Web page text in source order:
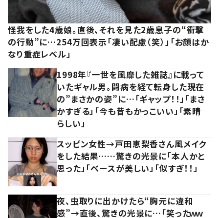
怪我をした4歳娘。直後、それを見た2歳息子の“衝撃
の行動”に…254万回表示「凄い配慮（笑）」「お顔はか
なり重症レベル」
1998年『一世を風靡した雑誌』に載って
いたギャル男。闘病を経て転身した現在
の”まさかの姿”に…「ギャップ！！」「まさ
かすぎる」「今も昔もかっこいい」「素晴
らしい」
スッピン女性→戸田恵梨香さん風メイク
をした結果……驚きの光景に「本人かと
思った」「ベースが美しい」「似すぎ！！」
夜、虫取りに出かけたら“胸元に違和
感”→直後、驚きの光景に…「笑ったｗｗ